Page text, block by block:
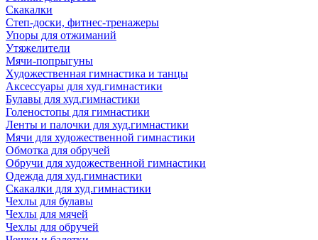
Скакалки
Степ-доски, фитнес-тренажеры
Упоры для отжиманий
Утяжелители
Мячи-попрыгуны
Художественная гимнастика и танцы
Аксессуары для худ.гимнастики
Булавы для худ.гимнастики
Голеностопы для гимнастики
Ленты и палочки для худ.гимнастики
Мячи для художественной гимнастики
Обмотка для обручей
Обручи для художественной гимнастики
Одежда для худ.гимнастики
Скакалки для худ.гимнастики
Чехлы для булавы
Чехлы для мячей
Чехлы для обручей